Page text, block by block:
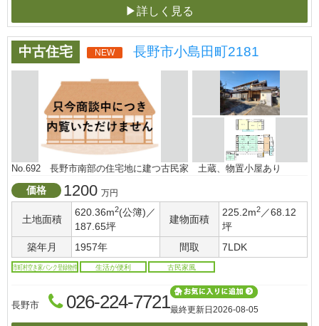
▶詳しく見る
中古住宅 NEW 長野市小島田町2181
No.692 長野市南部の住宅地に建つ古民家 土蔵、物置小屋あり
価格 1200 万円
土地面積
620.36m2(公簿)／
187.65坪
建物面積
225.2m2 ／68.12
坪
築年月
1957年 間取 7LDK
市町村空き家バンク登録物件 生活が便利 古民家風
長野市 026-224-7721最終更新日 2026-08-05